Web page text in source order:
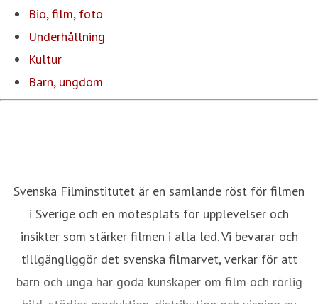
Bio, film, foto
Underhållning
Kultur
Barn, ungdom
Svenska Filminstitutet är en samlande röst för filmen
i Sverige och en mötesplats för upplevelser och
insikter som stärker filmen i alla led. Vi bevarar och
tillgängliggör det svenska filmarvet, verkar för att
barn och unga har goda kunskaper om film och rörlig